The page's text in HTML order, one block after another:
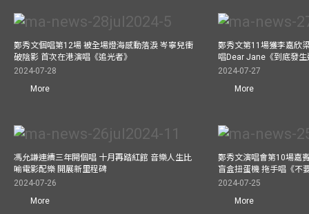
鄭秀文個唱第12場 被全場燈海感動落淚 岑寧兒衝
破陰影 首次在港演唱《追光者》
2024-07-28
More
鄭秀文第11場獲李嘉欣
唱Dear Jane《到底發
2024-07-27
More
馮允謙連續三年開個唱 十月再踏紅館 音樂人生比
喻電影配樂 開展新里程碑
2024-07-26
More
鄭秀文演唱會第10場嘉
盲盒扭蛋機 拖手唱《不
2024-07-25
More